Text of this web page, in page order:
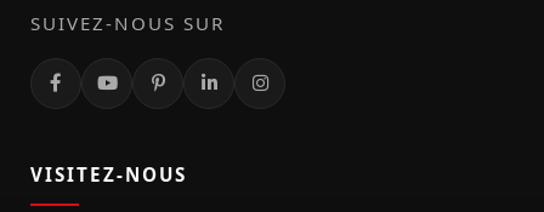
SUIVEZ-NOUS SUR
VISITEZ-NOUS